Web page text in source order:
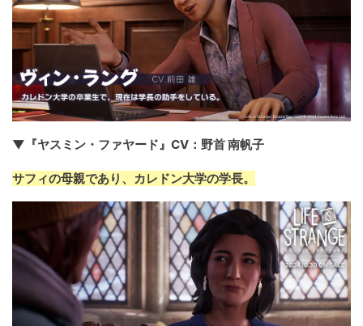
▼『ヤスミン・ファヤード』CV：野首 南帆子
サフィの母親であり、カレドン大学の学長。